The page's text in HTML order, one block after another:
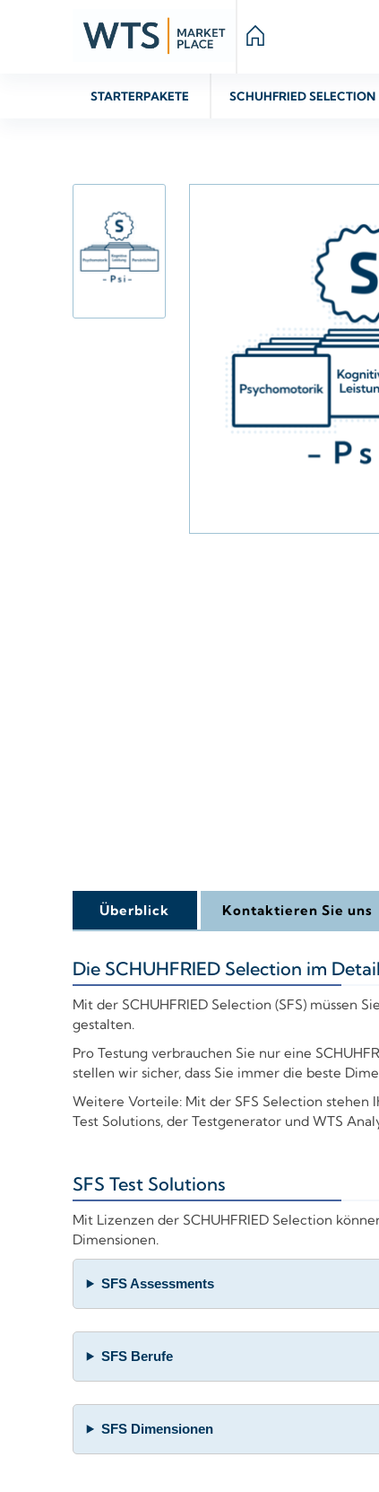
STARTERPAKETE SCHUHFRIED SELECTION
Überblick Kontaktieren Sie uns
Die SCHUHFRIED Selection im Detail
+
Mit der SCHUHFRIED Selection (SFS) müssen
gestalten.
Pro Testung verbrauchen Sie nur eine
stellen wir sicher, dass Sie immer die beste
Weitere Vorteile: Mit der SFS Selection stehen
Test Solutions, der Testgenerator und WTS
SFS Test Solutions
Mit Lizenzen der SCHUHFRIED Selection
Dimensionen.
SFS Assessments
SFS Berufe
SFS Dimensionen